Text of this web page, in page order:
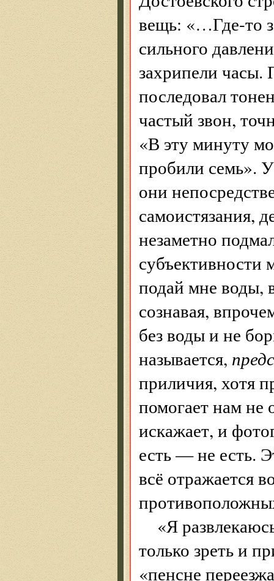
вещь: «…Где-то
сильного
захрипели часы.
последовал
частый звон,
«В эту минуту
пробили семь».
они
самоистязания,
незаметно
подай мне воды,
сознавая,
без воды и не
называется,
приличия, хотя
помогает нам не
искажает, и
есть — не есть.
всё отражается
«Я
только зреть и
«пенсне